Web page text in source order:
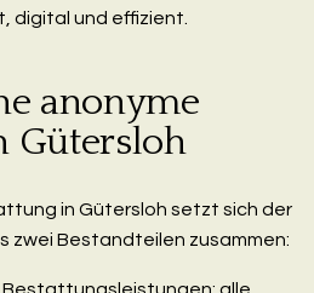
digital und effizient.
anonyme
Gütersloh
in Gütersloh setzt sich der
zwei Bestandteilen zusammen: